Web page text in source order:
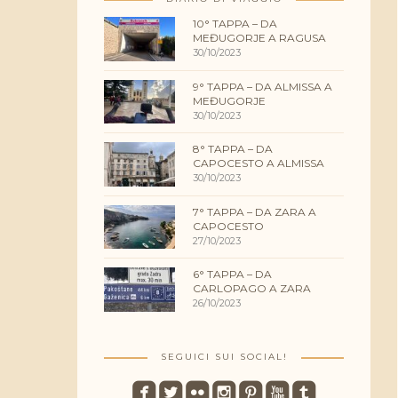
10° TAPPA – DA
MEĐUGORJE A RAGUSA
30/10/2023
9° TAPPA – DA ALMISSA A
MEĐUGORJE
30/10/2023
8° TAPPA – DA
CAPOCESTO A ALMISSA
30/10/2023
7° TAPPA – DA ZARA A
CAPOCESTO
27/10/2023
6° TAPPA – DA
CARLOPAGO A ZARA
26/10/2023
SEGUICI SUI SOCIAL!